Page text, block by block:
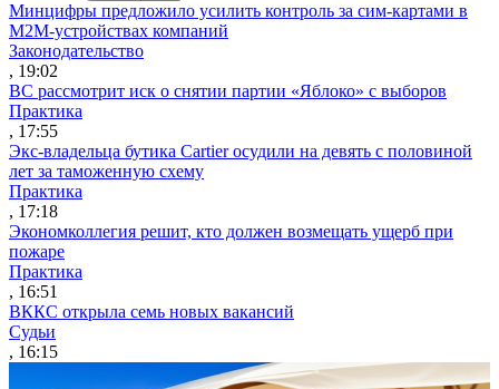
Минцифры предложило усилить контроль за сим-картами в
M2M-устройствах компаний
Законодательство
, 19:02
ВС рассмотрит иск о снятии партии «Яблоко» с выборов
Практика
, 17:55
Экс-владельца бутика Cartier осудили на девять с половиной
лет за таможенную схему
Практика
, 17:18
Экономколлегия решит, кто должен возмещать ущерб при
пожаре
Практика
, 16:51
ВККС открыла семь новых вакансий
Судьи
, 16:15